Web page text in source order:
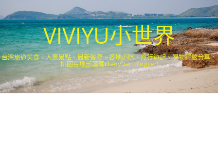
VIVIYU小世界
台灣旅遊美食、人氣景點、最新餐廳、各地小吃、旅行遊記、購物經驗分享．
桃園在地部落客(Taoyuan Blogger)